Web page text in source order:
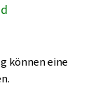
können eine